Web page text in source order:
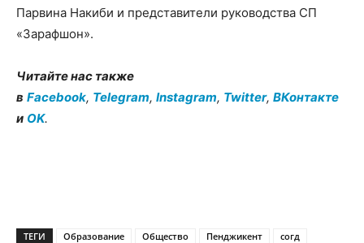
Парвина Накиби и представители руководства СП
«Зарафшон».
Читайте нас также
в Facebook, Telegram, Instagram, Twitter, ВКонтакте
и OK.
ТЕГИ Образование Общество Пенджикент согд